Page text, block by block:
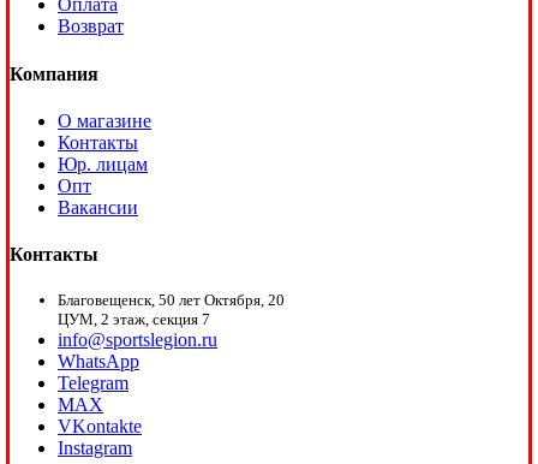
Оплата
Возврат
Компания
О магазине
Контакты
Юр. лицам
Опт
Вакансии
Контакты
Благовещенск, 50 лет Октября, 20
ЦУМ, 2 этаж, секция 7
info@sportslegion.ru
WhatsApp
Telegram
MAX
VKontakte
Instagram